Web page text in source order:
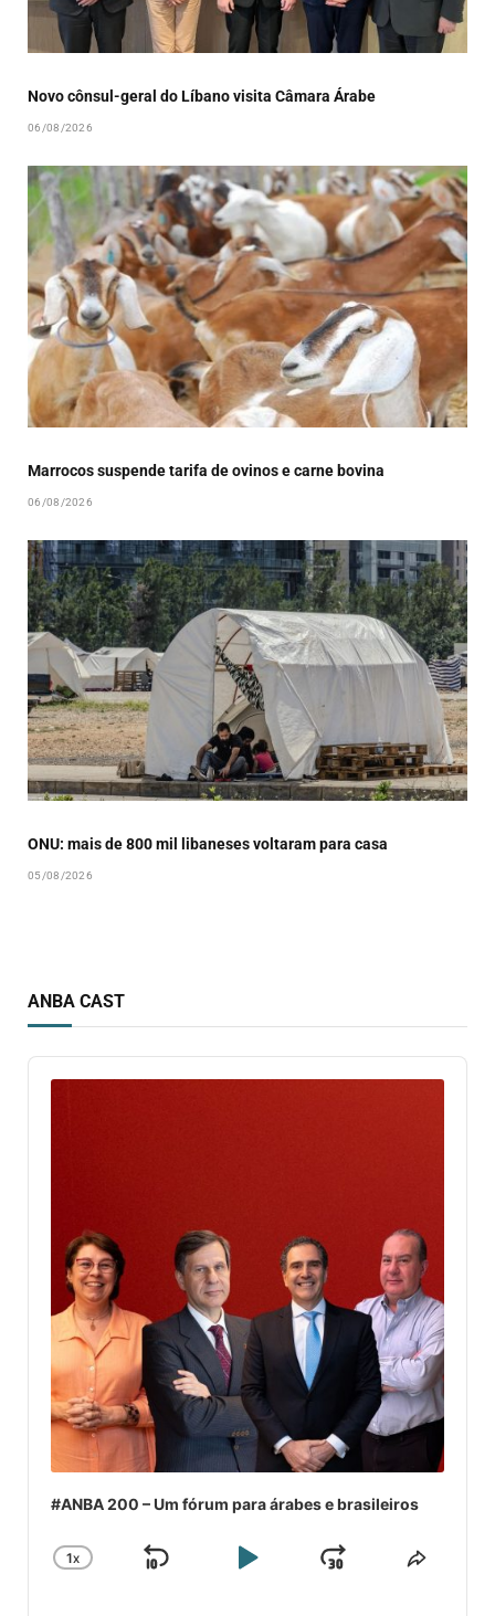
Novo cônsul-geral do Líbano visita Câmara Árabe
06/08/2026
Marrocos suspende tarifa de ovinos e carne bovina
06/08/2026
ONU: mais de 800 mil libaneses voltaram para casa
05/08/2026
ANBA CAST
Audio
Player
#ANBA 200 – Um fórum para árabes e brasileiros
CHANGE
1X
SKIP
PLAYJUMP